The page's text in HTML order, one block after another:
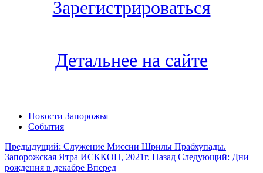
Зарегистрироваться
Детальнее на сайте
Новости Запорожья
События
Предыдущий: Служение Миссии Шрилы Прабхупады.
Запорожская Ятра ИСККОН, 2021г. Назад Следующий: Дни
рождения в декабре Вперед